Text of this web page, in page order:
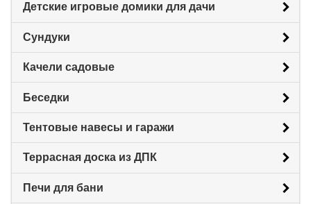
Детские игровые домики для дачи
Сундуки
Качели садовые
Беседки
Тентовые навесы и гаражи
Террасная доска из ДПК
Печи для бани